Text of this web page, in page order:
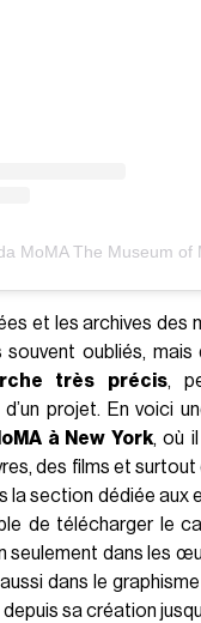
et les archives des
oubliés, mais
très précis,
d’un projet. En voici
à New York, où
des films et surtout
la section dédiée aux
de télécharger le
seulement dans les
dans le
sa création